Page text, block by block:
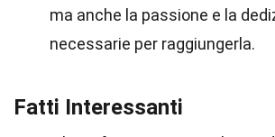
ma anche la passione e la
necessarie per raggiungerla.
Fatti Interessanti